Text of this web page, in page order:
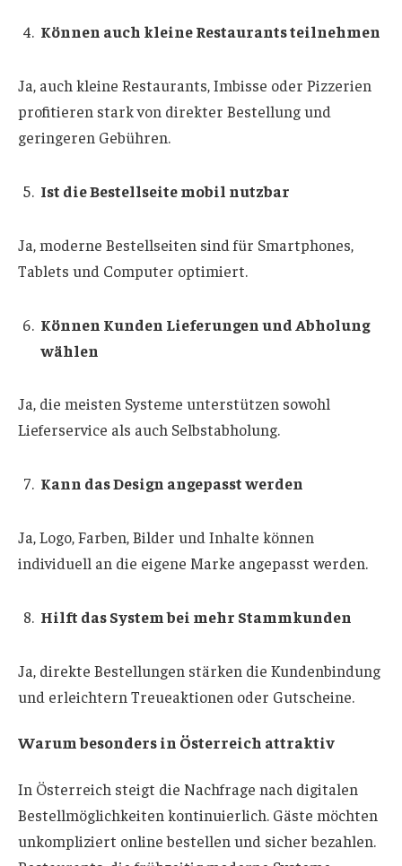
Können auch kleine Restaurants teilnehmen
Ja, auch kleine Restaurants, Imbisse oder Pizzerien
profitieren stark von direkter Bestellung und
geringeren Gebühren.
Ist die Bestellseite mobil nutzbar
Ja, moderne Bestellseiten sind für Smartphones,
Tablets und Computer optimiert.
Können Kunden Lieferungen und Abholung
wählen
Ja, die meisten Systeme unterstützen sowohl
Lieferservice als auch Selbstabholung.
Kann das Design angepasst werden
Ja, Logo, Farben, Bilder und Inhalte können
individuell an die eigene Marke angepasst werden.
Hilft das System bei mehr Stammkunden
Ja, direkte Bestellungen stärken die Kundenbindung
und erleichtern Treueaktionen oder Gutscheine.
Warum besonders in Österreich attraktiv
In Österreich steigt die Nachfrage nach digitalen
Bestellmöglichkeiten kontinuierlich. Gäste möchten
unkompliziert online bestellen und sicher bezahlen.